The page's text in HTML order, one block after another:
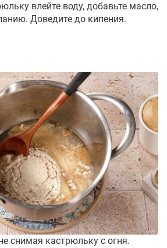
влейте воду, добавьте масло,
Доведите до кипения.
снимая кастрюльку с огня.